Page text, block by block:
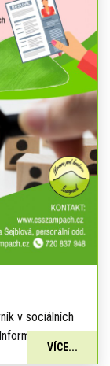
v sociálních
VÍCE...